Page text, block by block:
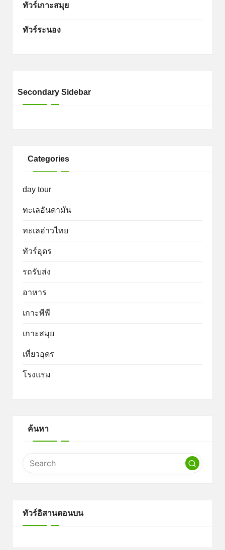
ทัวร์เกาะสมุย
ทัวร์ระนอง
Secondary Sidebar
Categories
day tour
ทะเลอันดามัน
ทะเลอ่าวไทย
ทัวร์อุดร
รถรับส่ง
อาหาร
เกาะพีพี
เกาะสมุย
เที่ยวอุดร
โรงแรม
ค้นหา
ทัวร์อิสานตอนบน